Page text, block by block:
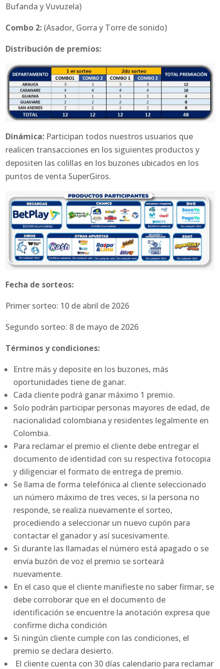
Bufanda y Vuvuzela)
Combo 2: (Asador, Gorra y Torre de sonido)
Distribución de premios:
Dinámica: Participan todos nuestros usuarios que
realicen transacciones en los siguientes productos y
depositen las colillas en los buzones ubicados en los
puntos de venta SuperGiros.
Fecha de sorteos:
Primer sorteo: 10 de abril de 2026
Segundo sorteo: 8 de mayo de 2026
Términos y condiciones:
Entre más y deposite en los buzones, más
oportunidades tiene de ganar.
Cada cliente podrá ganar máximo 1 premio.
Solo podrán participar personas mayores de edad, de
nacionalidad colombiana y residentes legalmente en
Colombia.
Para reclamar el premio el cliente debe entregar el
documento de identidad con su respectiva fotocopia
y diligenciar el formato de entrega de premio.
Se llama de forma telefónica al cliente seleccionado
un número máximo de tres veces, si la persona no
responde, se realiza nuevamente el sorteo,
procediendo a seleccionar un nuevo cupón para
contactar el ganador y así sucesivamente.
Si durante las llamadas el número está apagado o se
envía buzón de voz el premio se sorteará
nuevamente.
En el caso que el cliente manifieste no saber firmar, se
debe corroborar que en el documento de
identificación se encuentre la anotación expresa que
confirme dicha condición
Si ningún cliente cumple con las condiciones, el
premio se declara desierto.
El cliente cuenta con 30 días calendario para reclamar